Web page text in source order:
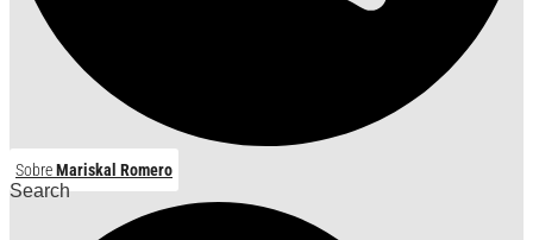
SobreMariskal Romero
Search